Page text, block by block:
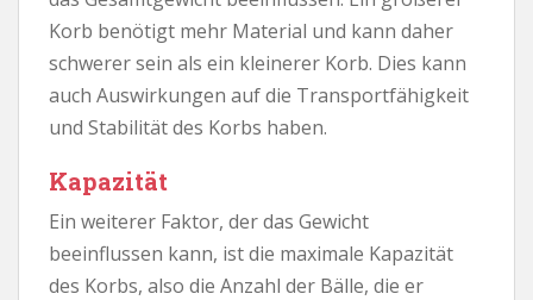
Korb benötigt mehr Material und kann daher
schwerer sein als ein kleinerer Korb. Dies kann
auch Auswirkungen auf die Transportfähigkeit
und Stabilität des Korbs haben.
Kapazität
Ein weiterer Faktor, der das Gewicht
beeinflussen kann, ist die maximale Kapazität
des Korbs, also die Anzahl der Bälle, die er